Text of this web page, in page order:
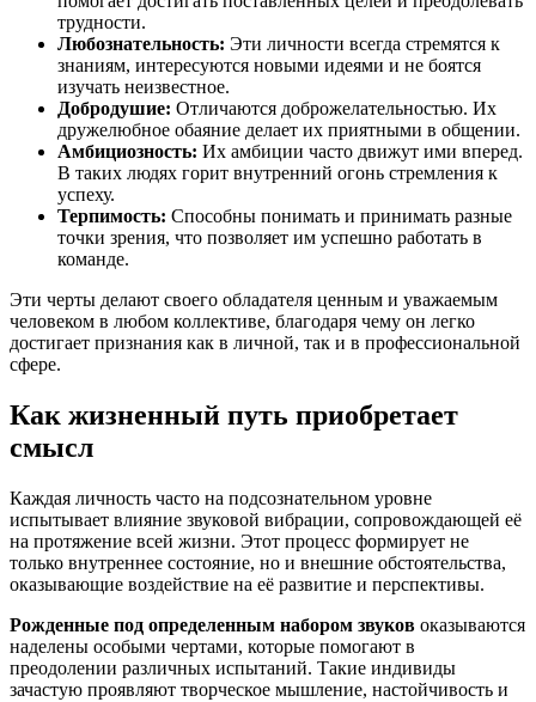
трудности.
Любознательность: Эти личности всегда стремятся к
знаниям, интересуются новыми идеями и не боятся
изучать неизвестное.
Добродушие: Отличаются доброжелательностью. Их
дружелюбное обаяние делает их приятными в общении.
Амбициозность: Их амбиции часто движут ими вперед.
В таких людях горит внутренний огонь стремления к
успеху.
Терпимость: Способны понимать и принимать разные
точки зрения, что позволяет им успешно работать в
команде.
Эти черты делают своего обладателя ценным и уважаемым
человеком в любом коллективе, благодаря чему он легко
достигает признания как в личной, так и в профессиональной
сфере.
Как жизненный путь приобретает
смысл
Каждая личность часто на подсознательном уровне
испытывает влияние звуковой вибрации, сопровождающей её
на протяжение всей жизни. Этот процесс формирует не
только внутреннее состояние, но и внешние обстоятельства,
оказывающие воздействие на её развитие и перспективы.
Рожденные под определенным набором звуков оказываются
наделены особыми чертами, которые помогают в
преодолении различных испытаний. Такие индивиды
зачастую проявляют творческое мышление, настойчивость и